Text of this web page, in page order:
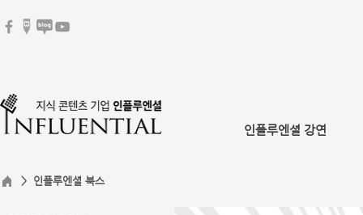
인플루엔셜 강연
> 인플루엔셜 북스